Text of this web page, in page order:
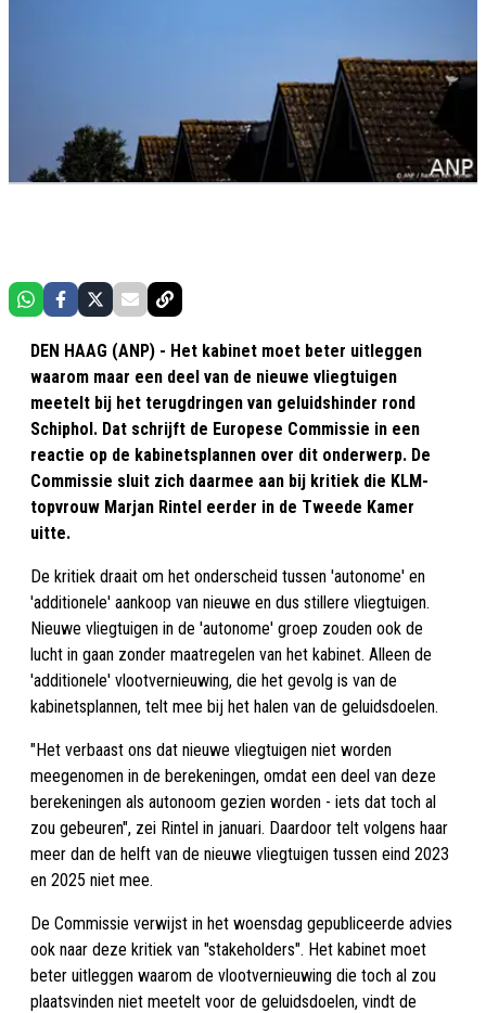
DEN HAAG (ANP) - Het kabinet moet beter uitleggen
waarom maar een deel van de nieuwe vliegtuigen
meetelt bij het terugdringen van geluidshinder rond
Schiphol. Dat schrijft de Europese Commissie in een
reactie op de kabinetsplannen over dit onderwerp. De
Commissie sluit zich daarmee aan bij kritiek die KLM-
topvrouw Marjan Rintel eerder in de Tweede Kamer
uitte.
De kritiek draait om het onderscheid tussen 'autonome' en
'additionele' aankoop van nieuwe en dus stillere vliegtuigen.
Nieuwe vliegtuigen in de 'autonome' groep zouden ook de
lucht in gaan zonder maatregelen van het kabinet. Alleen de
'additionele' vlootvernieuwing, die het gevolg is van de
kabinetsplannen, telt mee bij het halen van de geluidsdoelen.
"Het verbaast ons dat nieuwe vliegtuigen niet worden
meegenomen in de berekeningen, omdat een deel van deze
berekeningen als autonoom gezien worden - iets dat toch al
zou gebeuren", zei Rintel in januari. Daardoor telt volgens haar
meer dan de helft van de nieuwe vliegtuigen tussen eind 2023
en 2025 niet mee.
De Commissie verwijst in het woensdag gepubliceerde advies
ook naar deze kritiek van "stakeholders". Het kabinet moet
beter uitleggen waarom de vlootvernieuwing die toch al zou
plaatsvinden niet meetelt voor de geluidsdoelen, vindt de